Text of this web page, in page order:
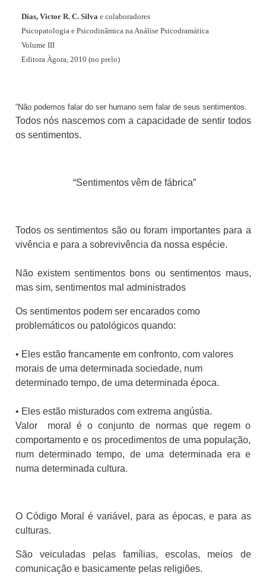
Dias, Victor R. C. Silvae colaboradores
Psicopatologia e Psicodinâmica na Análise Psicodramática
Volume III
Editora Àgora, 2010 (no prelo)
“Não podemos falar do ser humano sem falar de seus sentimentos.
Todos nós nascemos com a capacidade de sentir todos
os sentimentos.
“Sentimentos vêm de fábrica”
Todos os sentimentos são ou foram importantes para a
vivência e para a sobrevivência da nossa espécie.
Não existem sentimentos bons ou sentimentos maus,
mas sim, sentimentos mal administrados
Os sentimentos podem ser encarados como
problemáticos ou patológicos quando:
• Eles estão francamente em confronto, com valores
morais de uma determinada sociedade, num
determinado tempo, de uma determinada época.
• Eles estão misturados com extrema angústia.
Valor moral é o conjunto de normas que regem o
comportamento e os procedimentos de uma população,
num determinado tempo, de uma determinada era e
numa determinada cultura.
O Código Moral é variável, para as épocas, e para as
culturas.
São veiculadas pelas famílias, escolas, meios de
comunicação e basicamente pelas religiões.